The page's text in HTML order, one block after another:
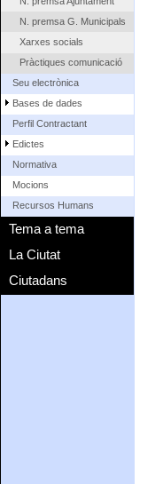
N. premsa G. Municipals
Xarxes socials
Pràctiques comunicació
Seu electrònica
Bases de dades
Perfil Contractant
Edictes
Normativa
Mocions
Recursos Humans
Tema a tema
La Ciutat
Ciutadans